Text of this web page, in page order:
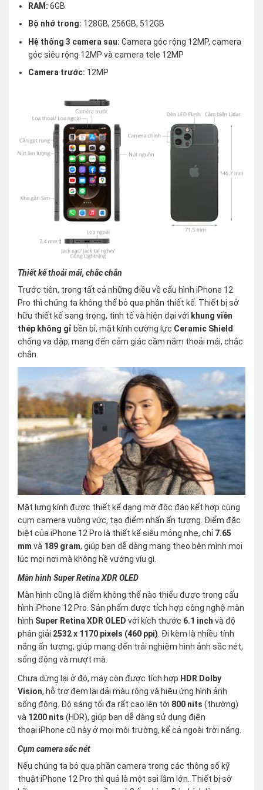
RAM: 6GB
Bộ nhớ trong: 128GB, 256GB, 512GB
Hệ thống 3 camera sau: Camera góc rộng 12MP, camera
góc siêu rộng 12MP và camera tele 12MP
Camera trước: 12MP
Thiết kế thoải mái, chắc chắn
Trước tiên, trong tất cả những điều về cấu hình iPhone 12
Pro thì chúng ta không thể bỏ qua phần thiết kế. Thiết bị sở
hữu thiết kế sang trọng, tinh tế và hiện đại với khung viền
thép không gỉ bền bỉ, mặt kính cường lực Ceramic Shield
chống va đập, mang đến cảm giác cầm nắm thoải mái, chắc
chắn.
Mặt lưng kính được thiết kế dạng mờ độc đáo kết hợp cùng
cụm camera vuông vức, tạo điểm nhấn ấn tượng. Điểm đặc
biệt của iPhone 12 Pro là thiết kế siêu mỏng nhẹ, chỉ 7.65
mm và 189 gram, giúp bạn dễ dàng mang theo bên mình mọi
lúc mọi nơi mà không hề vướng víu gì.
Màn hình Super Retina XDR OLED
Màn hình cũng là điểm không thể nào thiếu được trong cấu
hình iPhone 12 Pro. Sản phẩm được tích hợp công nghệ màn
hình Super Retina XDR OLED với kích thước 6.1 inch và độ
phân giải 2532 x 1170 pixels (460 ppi). Đi kèm là nhiều tính
năng ấn tượng, giúp mang đến trải nghiệm hình ảnh sắc nét,
sống động và mượt mà.
Chưa dừng lại ở đó, máy còn được tích hợp HDR Dolby
Vision, hỗ trợ đem lại dải màu rộng và hiệu ứng hình ảnh
sống động. Độ sáng tối đa rất cao lên tới 800 nits (thường)
và 1200 nits (HDR), giúp bạn dễ dàng sử dụng điện
thoại iPhone cũ này ở mọi môi trường, kể cả ngoài trời nắng.
Cụm camera sắc nét
Nếu chúng ta bỏ qua phần camera trong các thông số kỹ
thuật iPhone 12 Pro thì quả là một sai lầm lớn. Thiết bị sở